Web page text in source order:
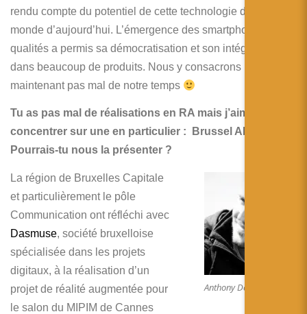
rendu compte du potentiel de cette technologie dans le
monde d’aujourd’hui. L’émergence des smartphones de
qualités a permis sa démocratisation et son intégration
dans beaucoup de produits. Nous y consacrons
maintenant pas mal de notre temps
Tu as pas mal de réalisations en RA mais j’aimerai me
concentrer sur une en particulier : Brussel AR.
Pourrais-tu nous la présenter ?
Anthony De Brackeleire
La région de Bruxelles Capitale
et particulièrement le pôle
Communication ont réfléchi avec
Dasmuse, société bruxelloise
spécialisée dans les projets
digitaux, à la réalisation d’un
projet de réalité augmentée pour
le salon du MIPIM de Cannes